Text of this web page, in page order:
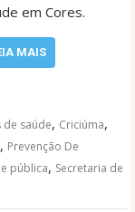
em Cores.
MAIS
de saúde, Criciúma,
, Prevenção De
pública, Secretaria de